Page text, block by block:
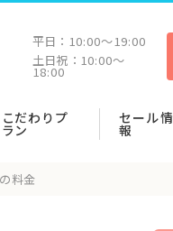
平日： 10:00〜19:00
土日祝： 10:00〜
18:00
こだわりプ
ラン
セール情
報
料金